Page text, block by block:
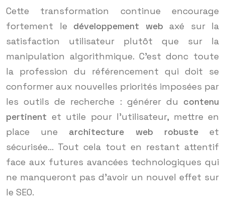
Cette transformation continue encourage
fortement le développement web axé sur la
satisfaction utilisateur plutôt que sur la
manipulation algorithmique. C’est donc toute
la profession du référencement qui doit se
conformer aux nouvelles priorités imposées par
les outils de recherche : générer du contenu
pertinent et utile pour l’utilisateur, mettre en
place une architecture web robusteet
sécurisée… Tout cela tout en restant attentif
face aux futures avancées technologiques qui
ne manqueront pas d’avoir un nouvel effet sur
le SEO.